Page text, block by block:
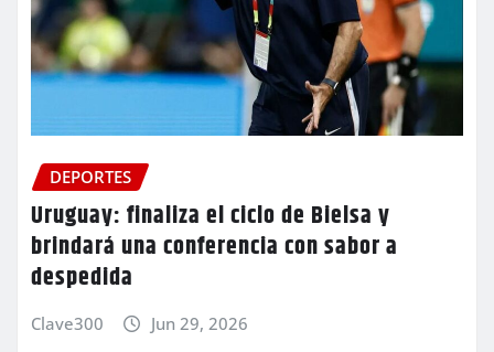
DEPORTES
Uruguay: finaliza el ciclo de Bielsa y
brindará una conferencia con sabor a
despedida
Clave300 Jun 29, 2026